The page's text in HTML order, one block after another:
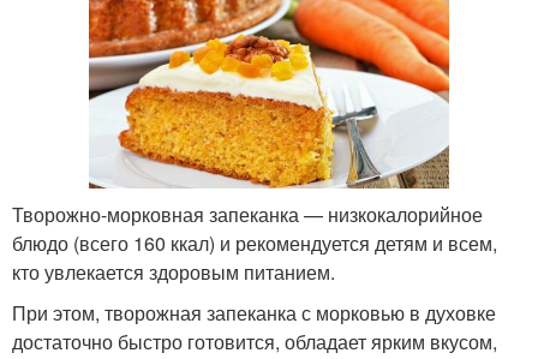
Творожно-морковная запеканка — низкокалорийное
блюдо (всего 160 ккал) и рекомендуется детям и всем,
кто увлекается здоровым питанием.
При этом, творожная запеканка с морковью в духовке
достаточно быстро готовится, обладает ярким вкусом,